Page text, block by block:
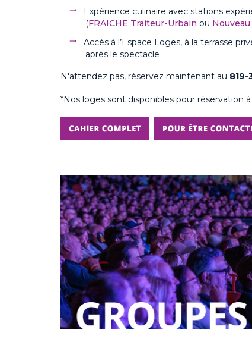
Expérience culinaire avec stations
(FRAICHE Traiteur-Urbain ou
Accès à l’Espace Loges, à la terrasse
après le spectacle
N'attendez pas, réservez maintenant au 819-
*Nos loges sont disponibles pour réservation